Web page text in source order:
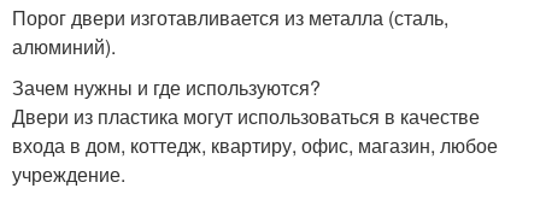
Порог двери изготавливается из металла (сталь,
алюминий).
Зачем нужны и где используются?
Двери из пластика могут использоваться в качестве
входа в дом, коттедж, квартиру, офис, магазин, любое
учреждение.